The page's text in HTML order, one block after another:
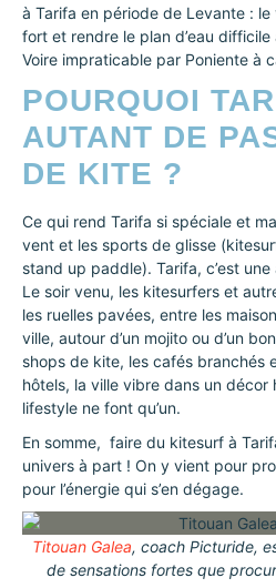
à Tarifa en période de Levante :
fort et rendre le plan d’eau
Voire impraticable par Poniente à
POURQUOI
AUTANT DE
DE KITE ?
Ce qui rend Tarifa si spéciale et
vent et les sports de glisse
stand up paddle). Tarifa, c’est
Le soir venu, les kitesurfers et
les ruelles pavées, entre les
ville, autour d’un mojito ou d’un
shops de kite, les cafés branchés
hôtels, la ville vibre dans un
lifestyle ne font qu’un.
En somme, faire du kitesurf à
univers à part ! On y vient pour
pour l’énergie qui s’en dégage.
Titouan Galea, coach Picturide,
de sensations fortes que